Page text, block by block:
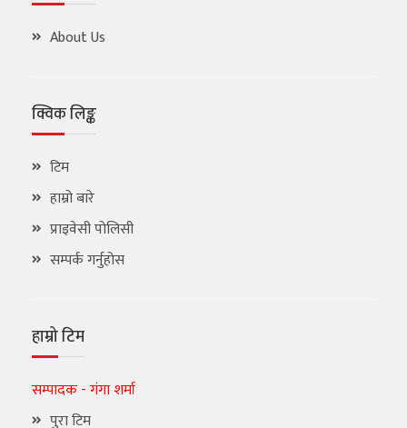
About Us
क्विक लिङ्क
टिम
हाम्रो बारे
प्राइवेसी पोलिसी
सम्पर्क गर्नुहोस
हाम्रो टिम
सम्पादक - गंगा शर्मा
पुरा टिम